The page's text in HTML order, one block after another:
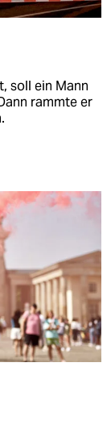
soll ein Mann
rammte er